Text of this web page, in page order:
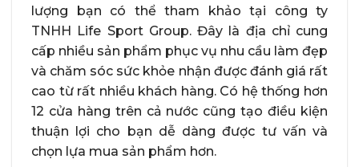
lượng bạn có thể tham khảo tại công ty
TNHH Life Sport Group. Đây là địa chỉ cung
cấp nhiều sản phẩm phục vụ nhu cầu làm đẹp
và chăm sóc sức khỏe nhận được đánh giá rất
cao từ rất nhiều khách hàng. Có hệ thống hơn
12 cửa hàng trên cả nước cũng tạo điều kiện
thuận lợi cho bạn dễ dàng được tư vấn và
chọn lựa mua sản phẩm hơn.